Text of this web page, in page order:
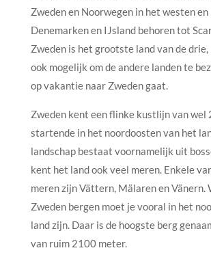
Zweden en Noorwegen in het westen en
Denemarken en IJsland behoren tot
Zweden is het grootste land van de drie,
ook mogelijk om de andere landen te
op vakantie naar Zweden gaat.
Zweden kent een flinke kustlijn van wel
startende in het noordoosten van het
landschap bestaat voornamelijk uit
kent het land ook veel meren. Enkele
meren zijn Vättern, Mälaren en Vänern.
Zweden bergen moet je vooral in het
land zijn. Daar is de hoogste berg
van ruim 2100 meter.